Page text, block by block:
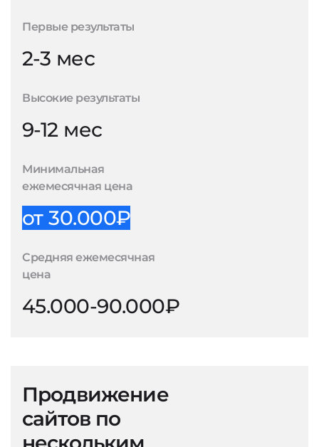
Первые результаты
2-3 мес
Высокие результаты
9-12 мес
Минимальная
ежемесячная цена
от 30.000₽
Средняя ежемесячная
цена
45.000-90.000₽
Продвижение
сайтов по